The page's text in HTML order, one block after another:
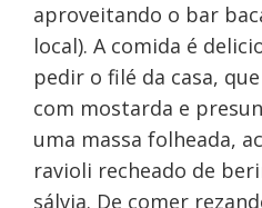
aproveitando o bar
local). A comida é
pedir o filé da casa,
com mostarda e
uma massa folheada,
ravioli recheado de
sálvia. De comer